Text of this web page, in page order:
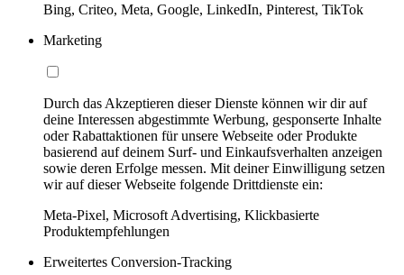
Bing, Criteo, Meta, Google, LinkedIn, Pinterest, TikTok
Marketing
Durch das Akzeptieren dieser Dienste können wir dir auf
deine Interessen abgestimmte Werbung, gesponserte Inhalte
oder Rabattaktionen für unsere Webseite oder Produkte
basierend auf deinem Surf- und Einkaufsverhalten anzeigen
sowie deren Erfolge messen. Mit deiner Einwilligung setzen
wir auf dieser Webseite folgende Drittdienste ein:
Meta-Pixel, Microsoft Advertising, Klickbasierte
Produktempfehlungen
Erweitertes Conversion-Tracking